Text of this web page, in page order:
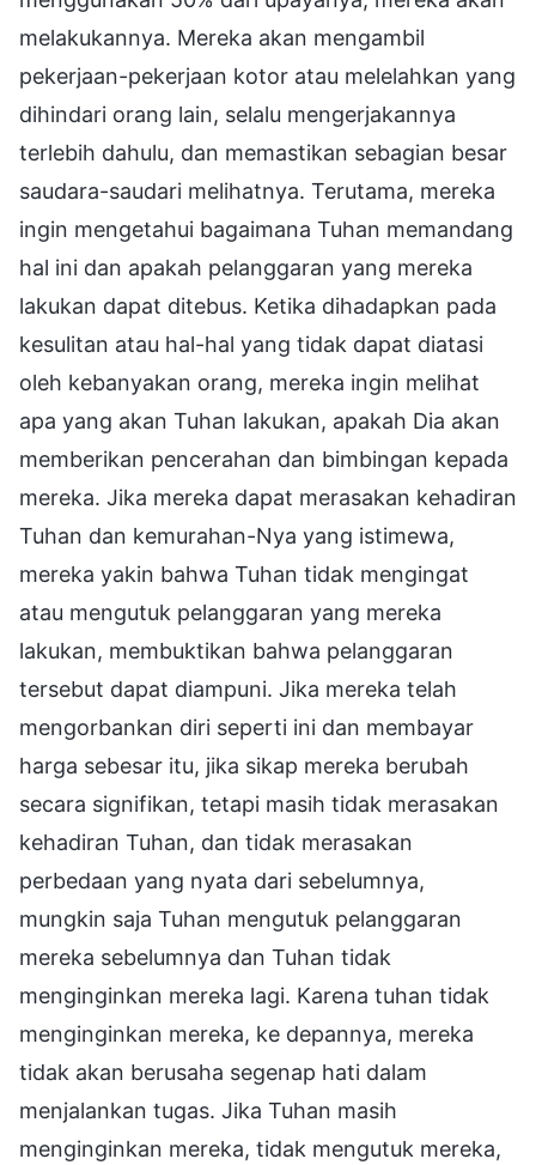
melakukannya. Mereka akan mengambil
pekerjaan-pekerjaan kotor atau melelahkan yang
dihindari orang lain, selalu mengerjakannya
terlebih dahulu, dan memastikan sebagian besar
saudara-saudari melihatnya. Terutama, mereka
ingin mengetahui bagaimana Tuhan memandang
hal ini dan apakah pelanggaran yang mereka
lakukan dapat ditebus. Ketika dihadapkan pada
kesulitan atau hal-hal yang tidak dapat diatasi
oleh kebanyakan orang, mereka ingin melihat
apa yang akan Tuhan lakukan, apakah Dia akan
memberikan pencerahan dan bimbingan kepada
mereka. Jika mereka dapat merasakan kehadiran
Tuhan dan kemurahan-Nya yang istimewa,
mereka yakin bahwa Tuhan tidak mengingat
atau mengutuk pelanggaran yang mereka
lakukan, membuktikan bahwa pelanggaran
tersebut dapat diampuni. Jika mereka telah
mengorbankan diri seperti ini dan membayar
harga sebesar itu, jika sikap mereka berubah
secara signifikan, tetapi masih tidak merasakan
kehadiran Tuhan, dan tidak merasakan
perbedaan yang nyata dari sebelumnya,
mungkin saja Tuhan mengutuk pelanggaran
mereka sebelumnya dan Tuhan tidak
menginginkan mereka lagi. Karena tuhan tidak
menginginkan mereka, ke depannya, mereka
tidak akan berusaha segenap hati dalam
menjalankan tugas. Jika Tuhan masih
menginginkan mereka, tidak mengutuk mereka,